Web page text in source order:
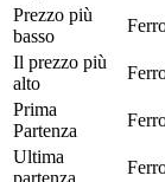
Prezzo più
basso
Il prezzo più
alto
Prima
Partenza
Ultima
partenza